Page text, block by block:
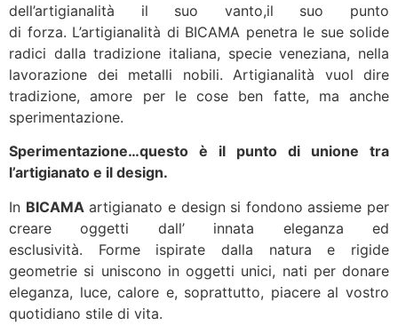
dell’artigianalità il suo vanto,il suo punto
di forza. L’artigianalità di BICAMA penetra le sue solide
radici dalla tradizione italiana, specie veneziana, nella
lavorazione dei metalli nobili. Artigianalità vuol dire
tradizione, amore per le cose ben fatte, ma anche
sperimentazione.
Sperimentazione…questo è il punto di unione tra
l’artigianato e il design.
In BICAMA artigianato e design si fondono assieme per
creare oggetti dall’ innata eleganza ed
esclusività. Forme ispirate dalla natura e rigide
geometrie si uniscono in oggetti unici, nati per donare
eleganza, luce, calore e, soprattutto, piacere al vostro
quotidiano stile di vita.